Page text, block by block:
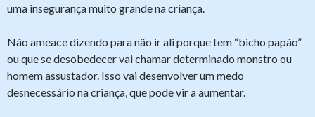
uma insegurança muito grande na criança.
Não ameace dizendo para não ir ali porque tem “bicho papão”
ou que se desobedecer vai chamar determinado monstro ou
homem assustador. Isso vai desenvolver um medo
desnecessário na criança, que pode vir a aumentar.